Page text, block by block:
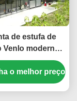
de estufa de
Venlo moderna
Pepinos Alta
ao vento
o melhor preço